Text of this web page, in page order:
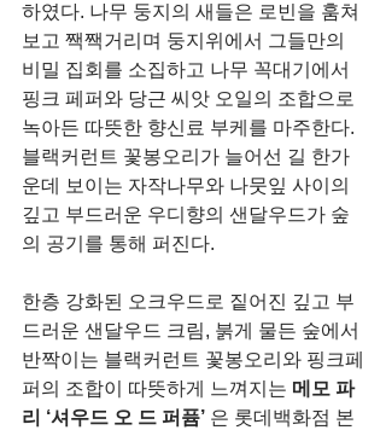
하였다. 나무 둥지의 새들은 로빈을 훔쳐
보고 짹짹거리며 둥지위에서 그들만의
비밀 집회를 소집하고 나무 꼭대기에서
핑크 페퍼와 당근 씨앗 오일의 조합으로
녹아든 따뜻한 향신료 부케를 마주한다.
블랙커런트 꽃봉오리가 늘어선 길 한가
운데 보이는 자작나무와 나뭇잎 사이의
깊고 부드러운 우디향의 샌달우드가 숲
의 공기를 통해 퍼진다.
한층 강화된 오크우드로 짙어진 깊고 부
드러운 샌달우드 크림, 붉게 물든 숲에서
반짝이는 블랙커런트 꽃봉오리와 핑크페
퍼의 조합이 따뜻하게 느껴지는 메모 파
리 ‘셔우드 오 드 퍼퓸’ 은 롯데백화점 본